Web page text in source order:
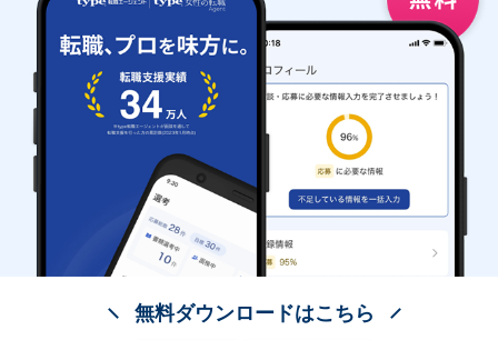
無料ダウンロードはこちら